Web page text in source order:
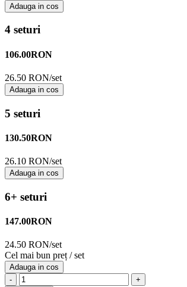
Adauga in cos
4 seturi
106.00RON
26.50 RON/set
Adauga in cos
5 seturi
130.50RON
26.10 RON/set
Adauga in cos
6+ seturi
147.00RON
24.50 RON/set
Cel mai bun preț / set
Adauga in cos
-
+